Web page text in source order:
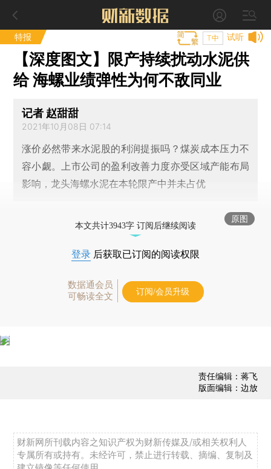
特报 试听
T中
【深度图文】限产持续扰动水泥供
给 海螺业绩弹性为何不敌同业
记者 赵甜甜
2021年10月08日 07:14
涨价必然带来水泥股的利润提振吗？煤炭成本压力不
容小觑。上市公司的盈利改善力度亦受区域产能布局
影响，龙头海螺水泥在本轮限产中并未占优
原图
本文共计3943字 订阅后继续阅读
登录 后获取已订阅的阅读权限
数据通会员
可畅读全文
订阅/会员升级
责任编辑：蒋飞
版面编辑：边放
财新网所刊载内容之知识产权为财新传媒及/或相关权利人
专属所有或持有。未经许可，禁止进行转载、摘编、复制及